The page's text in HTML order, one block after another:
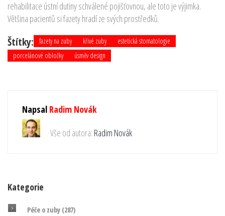
rehabilitace ústní dutiny schválené pojišťovnou, ale toto je výjimka.
Většina pacientů si fazety hradí ze svých prostředků.
Štítky: fazety na zuby křivé zuby
estetická stomatologie
porcelánové obložky
úsměv design
Napsal Radim Novák
Vše od autora: Radim Novák
Kategorie
Péče o zuby (287)